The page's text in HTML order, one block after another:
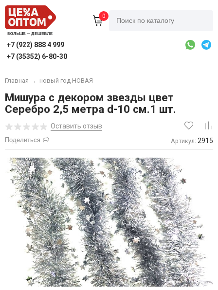
0
+7 (922) 888 4 999
+7 (35352) 6-80-30
Главная → новый год НОВАЯ
Мишура с декором звезды цвет
Серебро 2,5 метра d-10 см.1 шт.
Оставить отзыв
Поделиться Артикул: 2915